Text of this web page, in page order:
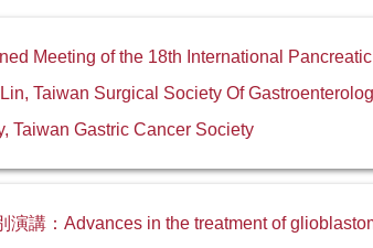
Meeting of the 18th International
Taiwan Surgical Society Of
Taiwan Gastric Cancer Society
演講：Advances in the treatment of